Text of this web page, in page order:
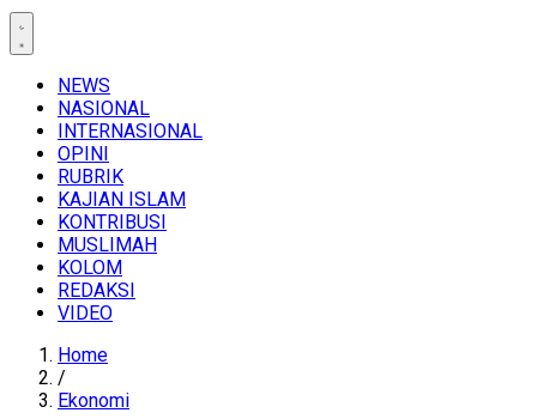
NEWS
NASIONAL
INTERNASIONAL
OPINI
RUBRIK
KAJIAN ISLAM
KONTRIBUSI
MUSLIMAH
KOLOM
REDAKSI
VIDEO
Home
/
Ekonomi